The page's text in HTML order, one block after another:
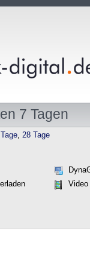
7 Tagen
, 28 Tage
Video